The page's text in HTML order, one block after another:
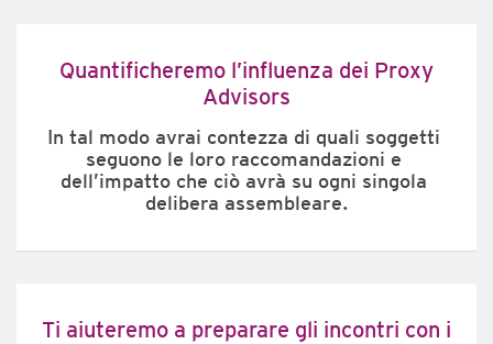
Quantificheremo l’influenza dei Proxy
Advisors
In tal modo avrai contezza di quali soggetti
seguono le loro raccomandazioni e
dell’impatto che ciò avrà su ogni singola
delibera assembleare.
Ti aiuteremo a preparare gli incontri con i